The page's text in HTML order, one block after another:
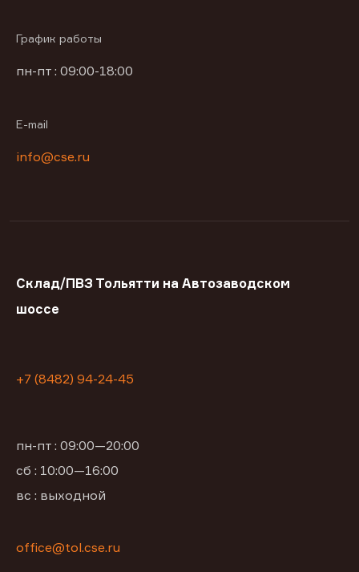
График работы
пн-пт : 09:00-18:00
E-mail
info@cse.ru
Склад/ПВЗ Тольятти на Автозаводском
шоссе
+7 (8482) 94-24-45
пн-пт : 09:00—20:00
сб : 10:00—16:00
вс : выходной
office@tol.cse.ru